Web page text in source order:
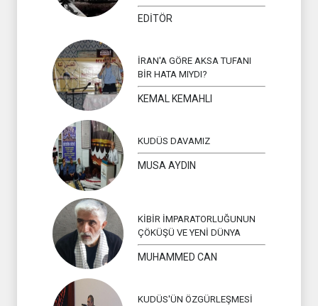
EDİTÖR
İRAN'A GÖRE AKSA TUFANI
BİR HATA MIYDI?
KEMAL KEMAHLI
KUDÜS DAVAMIZ
MUSA AYDIN
KİBİR İMPARATORLUĞUNUN
ÇÖKÜŞÜ VE YENİ DÜNYA
MUHAMMED CAN
KUDÜS'ÜN ÖZGÜRLEŞMESİ